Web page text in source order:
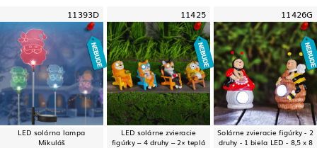
11393D
LED solárna lampa
Mikuláš
11425
LED solárne zvieracie
figúrky – 4 druhy – 2× teplá
11426G
Solárne zvieracie figúrky - 2
druhy - 1 biela LED - 8,5 x 8